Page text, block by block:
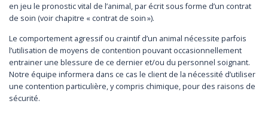
en jeu le pronostic vital de l’animal, par écrit sous forme d’un contrat
de soin (voir chapitre « contrat de soin »).
Le comportement agressif ou craintif d’un animal nécessite parfois
l’utilisation de moyens de contention pouvant occasionnellement
entrainer une blessure de ce dernier et/ou du personnel soignant.
Notre équipe informera dans ce cas le client de la nécessité d’utiliser
une contention particulière, y compris chimique, pour des raisons de
sécurité.